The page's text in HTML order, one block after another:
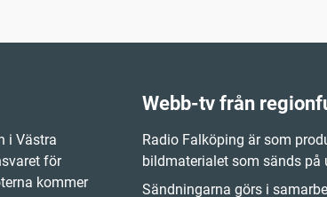
i Västra
för
kommer
Webb-tv från
Radio Falköping är som
bildmaterialet som sänds på
Sändningarna görs i